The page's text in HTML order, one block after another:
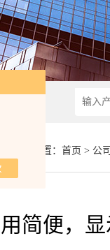
你的位置： 首页 > 公
简便，